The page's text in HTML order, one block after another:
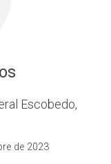
Escobedo,
de 2023